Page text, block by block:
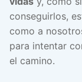
conseguirlos,
como a
para intentar
el camino.